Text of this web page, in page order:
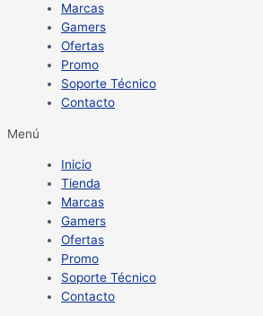
Marcas
Gamers
Ofertas
Promo
Soporte Técnico
Contacto
Menú
Inicio
Tienda
Marcas
Gamers
Ofertas
Promo
Soporte Técnico
Contacto